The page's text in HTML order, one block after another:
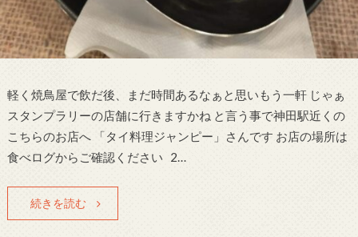
軽く焼鳥屋で飲だ後、まだ時間あるなぁと思いもう一軒 じゃぁ
スタンプラリーの店舗に行きますかね と言う事で神田駅近くの
こちらのお店へ 「タイ料理ジャンピー」さんです お店の場所は
食べログからご確認ください 2…
続きを読む